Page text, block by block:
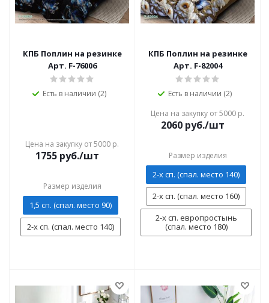
КПБ Поплин на резинке
Арт. F-76006
Есть в наличии (2)
Цена на закупку от 5000 р.
1755 руб./шт
Размер изделия
1,5 сп. (спал. место 90)
2-х сп. (спал. место 140)
КПБ Поплин на резинке
Арт. F-82004
Есть в наличии (2)
Цена на закупку от 5000 р.
2060 руб./шт
Размер изделия
2-х сп. (спал. место 140)
2-х сп. (спал. место 160)
2-х сп. европростынь
(спал. место 180)